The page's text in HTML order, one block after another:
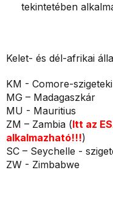
tekintetében
Kelet- és dél-afrikai
KM - Comore-
MG – Madagaszkár
MU - Mauritius
ZM – Zambia (Itt az
alkalmazható!!!)
SC – Seychelle -
ZW - Zimbabwe